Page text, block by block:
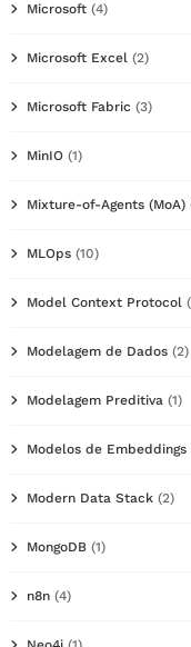
Microsoft (4)
Microsoft Excel (2)
Microsoft Fabric (3)
MinIO (1)
Mixture-of-Agents (MoA)
MLOps (10)
Model Context Protocol
Modelagem de Dados (2)
Modelagem Preditiva (1)
Modelos de Embeddings
Modern Data Stack (2)
MongoDB (1)
n8n (4)